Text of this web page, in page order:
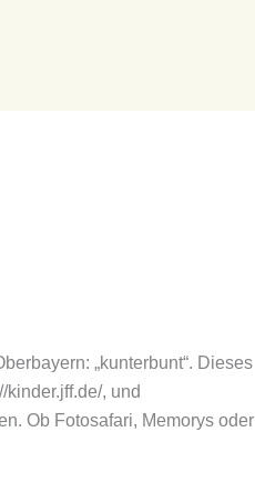
„kunterbunt“. Dieses
, und
Ob Fotosafari, Memorys oder